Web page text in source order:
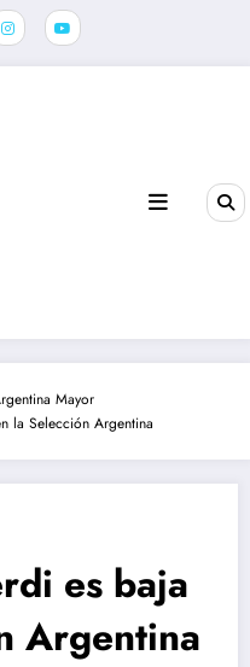
Mayor
la Selección Argentina
es baja
Argentina